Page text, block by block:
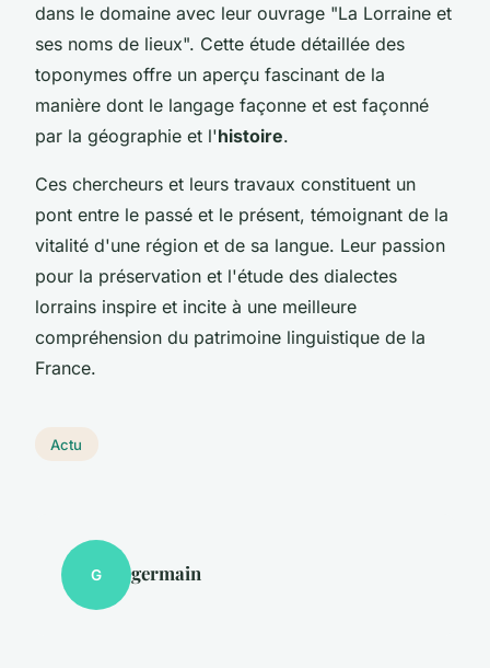
dans le domaine avec leur ouvrage "La Lorraine et
ses noms de lieux". Cette étude détaillée des
toponymes offre un aperçu fascinant de la
manière dont le langage façonne et est façonné
par la géographie et l'histoire.
Ces chercheurs et leurs travaux constituent un
pont entre le passé et le présent, témoignant de la
vitalité d'une région et de sa langue. Leur passion
pour la préservation et l'étude des dialectes
lorrains inspire et incite à une meilleure
compréhension du patrimoine linguistique de la
France.
Actu
G germain